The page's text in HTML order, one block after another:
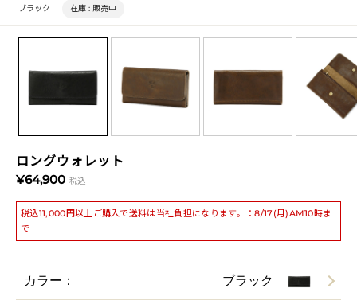
ロングウォレット
¥64,900 税込
税込11,000円以上ご購入で送料は当社負担になります。：8/17(月)AM10時ま
で
ブラック 在庫 : 販売中
カラー： ブラック